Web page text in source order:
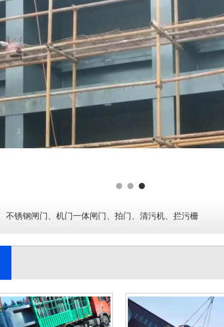
不锈钢闸门 、 机门一体闸门 、 拍门 、 清污机、拦污栅